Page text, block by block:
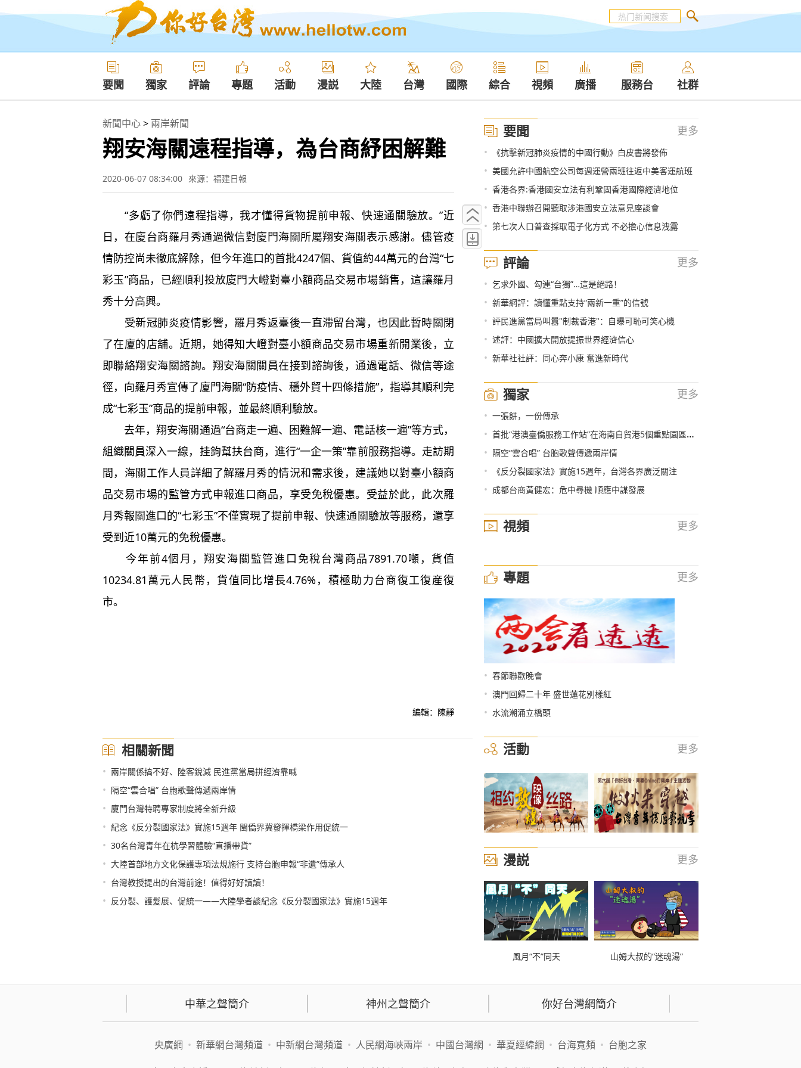
要聞 獨家 評論 專題 活動 漫説 大陸 台灣 國際 綜合 視頻 廣播 服務台 社群
新聞中心> 兩岸新聞
翔安海關遠程指導，為台商紓困解難
2020-06-07 08:34:00 來源：福建日報
“多虧了你們遠程指導，我才懂得貨物提前申報、快速通關驗放。”近
日，在廈台商羅月秀通過微信對廈門海關所屬翔安海關表示感謝。儘管疫
情防控尚未徹底解除，但今年進口的首批4247個、貨值約44萬元的台灣“七
彩玉”商品，已經順利投放廈門大嶝對臺小額商品交易市場銷售，這讓羅月
秀十分高興。
受新冠肺炎疫情影響，羅月秀返臺後一直滯留台灣，也因此暫時關閉
了在廈的店舖。近期，她得知大嶝對臺小額商品交易市場重新開業後，立
即聯絡翔安海關諮詢。翔安海關關員在接到諮詢後，通過電話、微信等途
徑，向羅月秀宣傳了廈門海關“防疫情、穩外貿十四條措施”，指導其順利完
成“七彩玉”商品的提前申報，並最終順利驗放。
去年，翔安海關通過“台商走一遍、困難解一遍、電話核一遍”等方式，
組織關員深入一線，挂鉤幫扶台商，進行“一企一策”靠前服務指導。走訪期
間，海關工作人員詳細了解羅月秀的情況和需求後，建議她以對臺小額商
品交易市場的監管方式申報進口商品，享受免稅優惠。受益於此，此次羅
月秀報關進口的“七彩玉”不僅實現了提前申報、快速通關驗放等服務，還享
受到近10萬元的免稅優惠。
今年前4個月，翔安海關監管進口免稅台灣商品7891.70噸，貨值
10234.81萬元人民幣，貨值同比增長4.76%，積極助力台商復工復産復
市。
編輯：陳靜
相關新聞
• 兩岸關係搞不好、陸客銳減 民進黨當局拼經濟靠喊
• 隔空“雲合唱” 台胞歌聲傳遞兩岸情
• 廈門台灣特聘專家制度將全新升級
• 紀念《反分裂國家法》實施15週年 閩僑界冀發揮橋梁作用促統一
• 30名台灣青年在杭學習體驗“直播帶貨”
• 大陸首部地方文化保護專項法規施行 支持台胞申報“非遺”傳承人
• 台灣教授提出的台灣前途！值得好好讀讀！
• 反分裂、護髮展、促統一——大陸學者談紀念《反分裂國家法》實施15週年
要聞 更多
• 《抗擊新冠肺炎疫情的中國行動》白皮書將發佈
• 美國允許中國航空公司每週運營兩班往返中美客運航班
• 香港各界:香港國安立法有利鞏固香港國際經濟地位
• 香港中聯辦召開聽取涉港國安立法意見座談會
• 第七次人口普查採取電子化方式 不必擔心信息洩露
評論 更多
• 乞求外國、勾連“台獨”…這是絕路！
• 新華網評：讀懂重點支持“兩新一重”的信號
• 評民進黨當局叫囂"制裁香港"：自曝可恥可笑心機
• 述評：中國擴大開放提振世界經濟信心
• 新華社社評：同心奔小康 奮進新時代
獨家 更多
• 一張餅，一份傳承
• 首批“港澳臺僑服務工作站”在海南自貿港5個重點園區掛牌設立
• 隔空“雲合唱” 台胞歌聲傳遞兩岸情
• 《反分裂國家法》實施15週年，台灣各界廣泛關注
• 成都台商黃健宏：危中尋機 順應中謀發展
視頻 更多
專題 更多
• 春節聯歡晚會
• 澳門回歸二十年 盛世蓮花別樣紅
• 水流潮涌立橋頭
活動 更多
漫説 更多
風月“不”同天 山姆大叔的“迷魂湯”
中華之聲簡介 神州之聲簡介 你好台灣網簡介
央廣網 • 新華網台灣頻道 • 中新網台灣頻道 • 人民網海峽兩岸 • 中國台灣網 • 華夏經緯網 • 台海寬頻 • 台胞之家